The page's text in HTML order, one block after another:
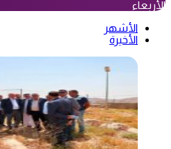
الأربعاء
الأشهر
الأخيرة